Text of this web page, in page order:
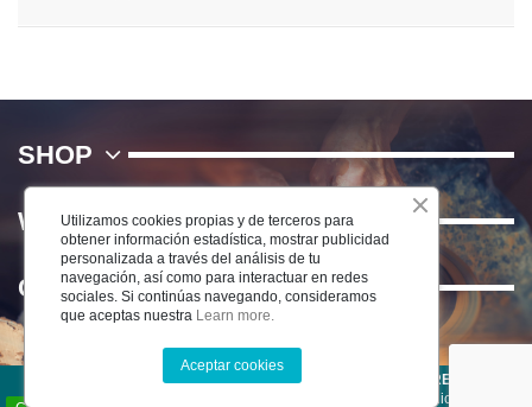
SHOP
WE
Contact us
©2022 CERÁMICA DEL RÍO SALADO S.L . TODOS LOS DERECHOS
RESERVADOS -
Condiciones de
Utilizamos cookies propias y de terceros para
obtener información estadística, mostrar publicidad
personalizada a través del análisis de tu
navegación, así como para interactuar en redes
sociales. Si continúas navegando, consideramos
que aceptas nuestra Learn more.
Aceptar cookies